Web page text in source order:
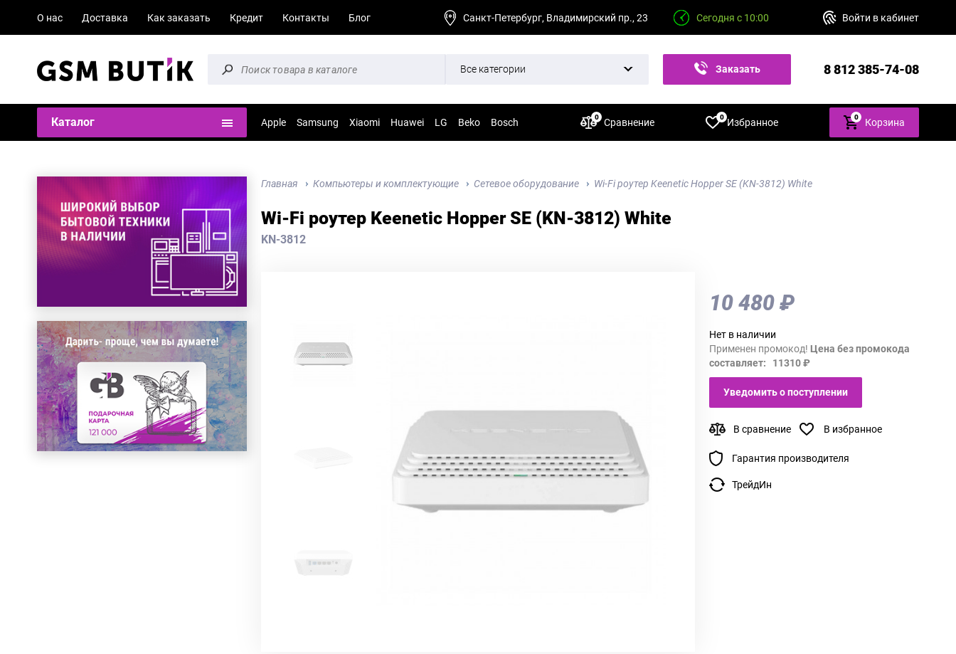
О нас Доставка Как заказать Кредит Контакты Блог Санкт-Петербург, Владимирский пр., 23 Сегодня с 10:00 Войти в кабинет
Все категории Заказать 8 812 385-74-08
Каталог Apple Samsung Xiaomi Huawei LG Beko Bosch Сравнение
0 Избранное
0 0 Корзина
Главная Компьютеры и комплектующие Сетевое оборудование Wi-Fi роутер Keenetic Hopper SE (KN-3812) White
Wi-Fi роутер Keenetic Hopper SE (KN-3812) White
KN-3812
10 480 ₽
Нет в наличии
Применен промокод! Цена без промокода
составляет: 11310 ₽
Уведомить о поступлении
В сравнение В избранное
Гарантия производителя
ТрейдИн